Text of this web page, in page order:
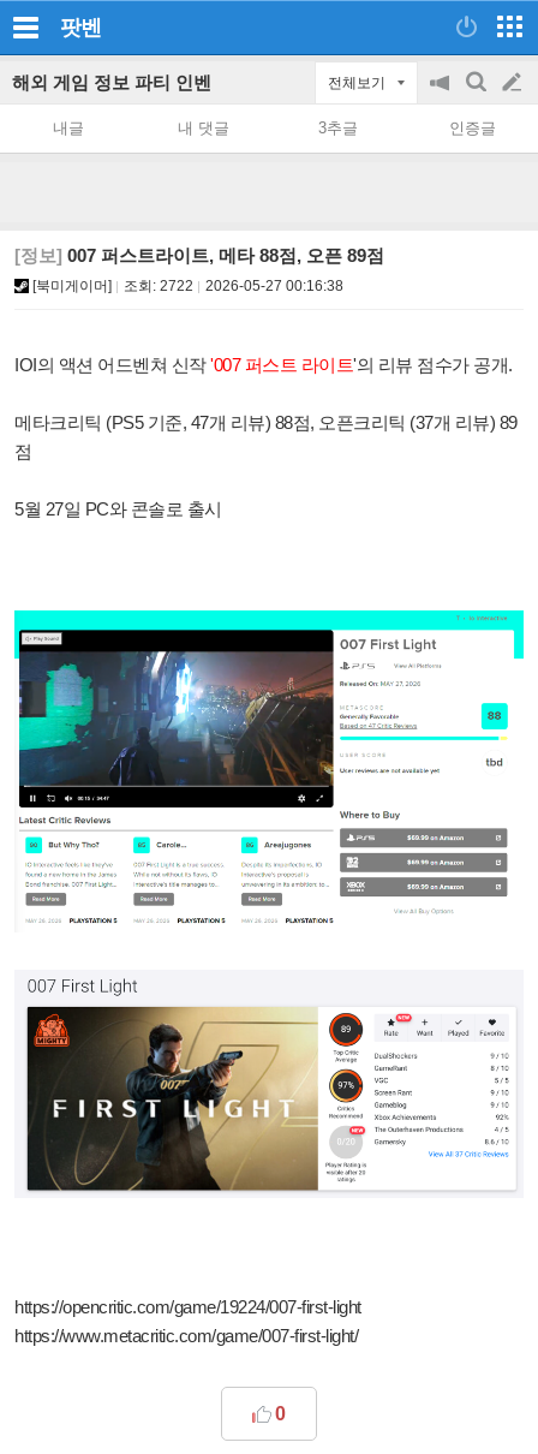
팟벤
해외 게임 정보 파티 인벤 전체보기
공
on/off
검
색
글
쓰
내글 내 댓글 3추글 인증글
[정보] 007 퍼스트라이트, 메타 88점, 오픈 89점
[북미게이머] 조회: 2722 2026-05-27 00:16:38
IOI의 액션 어드벤쳐 신작'007 퍼스트 라이트'의 리뷰 점수가 공개.
메타크리틱 (PS5 기준, 47개 리뷰) 88점, 오픈크리틱 (37개 리뷰) 89
점
5월 27일 PC와 콘솔로 출시
https://opencritic.com/game/19224/007-first-light
https://www.metacritic.com/game/007-first-light/
0